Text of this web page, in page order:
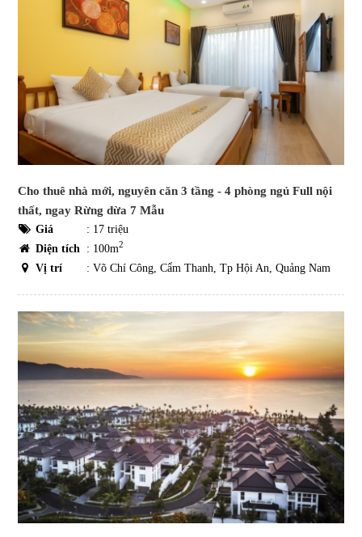
Cho thuê nhà mới, nguyên căn 3 tầng - 4 phòng ngủ Full nội
thất, ngay Rừng dừa 7 Mẫu
Giá : 17 triệu
Diện tích
: 100m2
Vị trí : Võ Chí Công, Cẩm Thanh, Tp Hội An, Quảng Nam